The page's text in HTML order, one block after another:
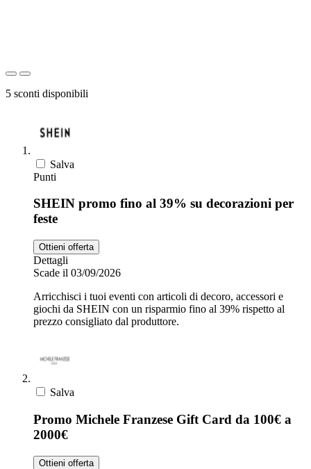
5 sconti disponibili
Salva
Punti
SHEIN promo fino al 39% su decorazioni per
feste
Ottieni offerta
Dettagli
Scade il 03/09/2026
Arricchisci i tuoi eventi con articoli di decoro, accessori e
giochi da SHEIN con un risparmio fino al 39% rispetto al
prezzo consigliato dal produttore.
Salva
Promo Michele Franzese Gift Card da 100€ a
2000€
Ottieni offerta